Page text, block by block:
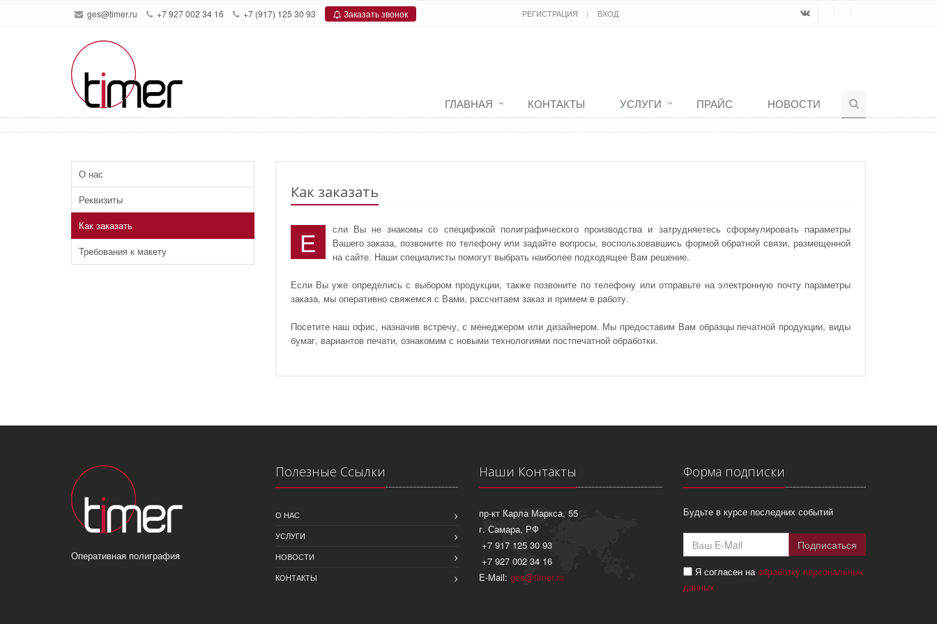
ges@timer.ru +7 927 002 34 16 +7 (917) 125 30 93 Заказать звонок РЕГИСТРАЦИЯ ВХОД
ГЛАВНАЯ КОНТАКТЫ УСЛУГИ ПРАЙС НОВОСТИ
Как заказать Главная О компании Как заказать
О нас
Реквизиты
Как заказать
Требования к макету
Как заказать
Е
сли Вы не знакомы со спецификой полиграфического производства и затрудняетесь сформулировать параметры
Вашего заказа, позвоните по телефону или задайте вопросы, воспользовавшись формой обратной связи, размещенной
на сайте. Наши специалисты помогут выбрать наиболее подходящее Вам решение.
Если Вы уже определись с выбором продукции, также позвоните по телефону или отправьте на электронную почту параметры
заказа, мы оперативно свяжемся с Вами, рассчитаем заказ и примем в работу.
Посетите наш офис, назначив встречу, с менеджером или дизайнером. Мы предоставим Вам образцы печатной продукции, виды
бумаг, вариантов печати, ознакомим с новыми технологиями постпечатной обработки.
Оперативная полиграфия
Полезные Ссылки
О НАС
УСЛУГИ
НОВОСТИ
КОНТАКТЫ
Наши Контакты
пр-кт Карла Маркса, 55
г. Самара, РФ
+7 917 125 30 93
+7 927 002 34 16
E-Mail: ges@timer.ru
Форма подписки
Будьте в курсе последних событий
Подписаться
Я согласен на обработку персональных
данных